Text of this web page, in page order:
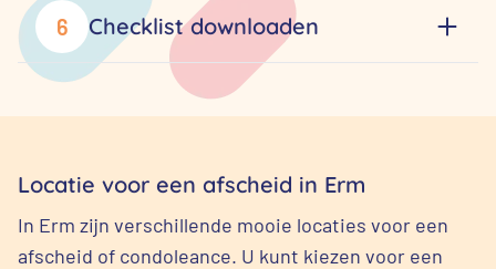
6 Checklist downloaden
Locatie voor een afscheid in Erm
In Erm zijn verschillende mooie locaties voor een
afscheid of condoleance. U kunt kiezen voor een